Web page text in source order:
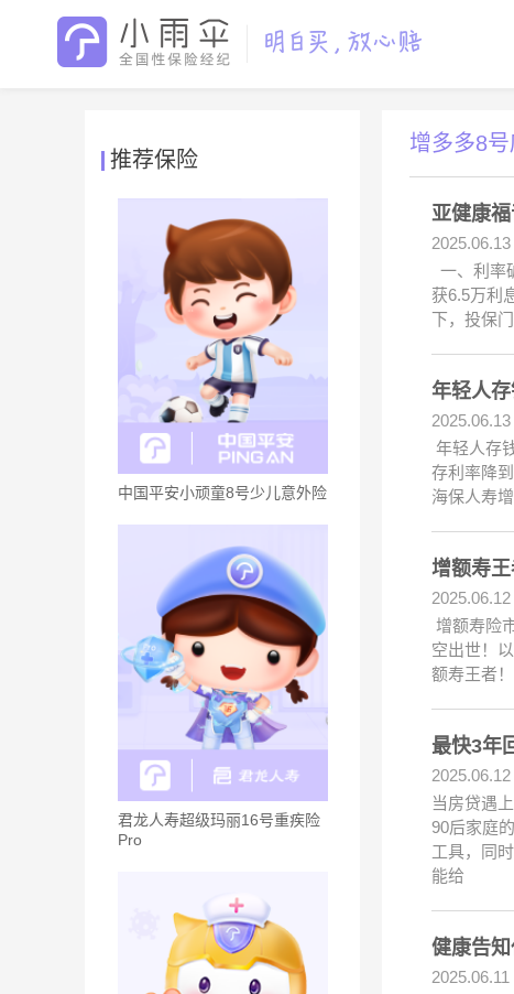
推荐保险
中国平安小顽童8号少儿意外险
君龙人寿超级玛丽16号重疾险
Pro
增多多8
亚健康
2025.06.13
一、利率
获6.5万利
下，投保
年轻人
2025.06.13
年轻人存
存利率降
海保人寿
增额寿王
2025.06.12
增额寿险
空出世！
额寿王者
最快3年
2025.06.12
当房贷遇
90后家庭
工具，同
能给
健康告
2025.06.11